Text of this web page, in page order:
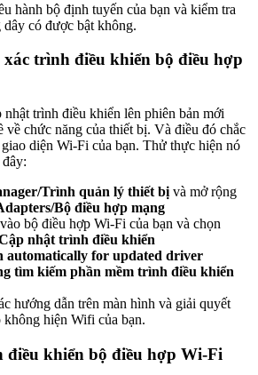
hành bộ định tuyến của bạn và kiểm tra
có được bật không.
trình điều khiển bộ điều hợp
trình điều khiển lên phiên bản mới
năng của thiết bị. Và điều đó chắc
diện Wi-Fi của bạn. Thử thực hiện nó
Trình quản lý thiết bị và mở rộng
Bộ điều hợp mạng
bộ điều hợp Wi-Fi của bạn và chọn
nhật trình điều khiển
automatically for updated driver
tìm kiếm phần mềm trình điều khiển
hướng dẫn trên màn hình và giải quyết
không hiện Wifi của bạn.
khiển bộ điều hợp Wi-Fi